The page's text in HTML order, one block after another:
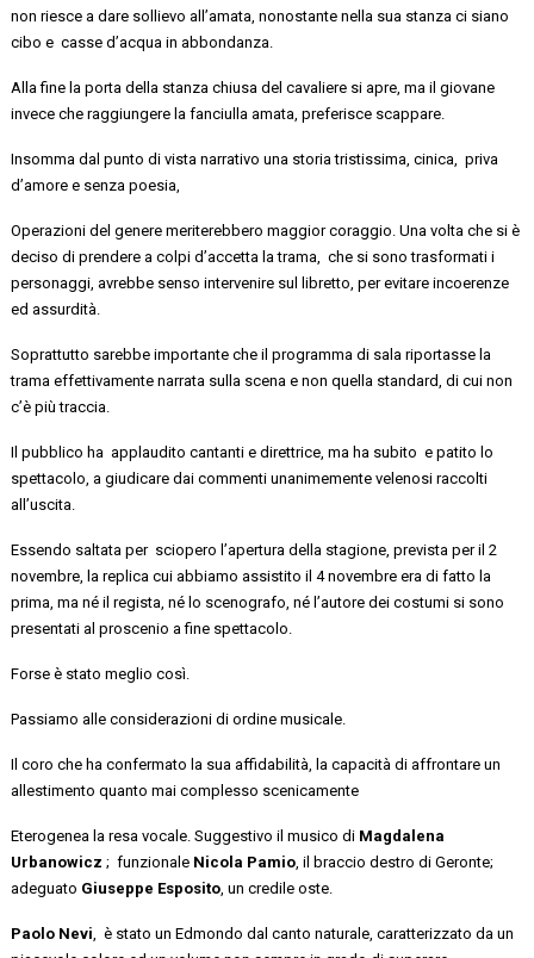
non riesce adare sollievo all’amata, nonostante nella sua stanza ci siano
ciboe casse d’acqua in abbondanza.
Allafine la portadella stanza chiusa del cavaliere si apre,ma il giovane
invece che raggiungere la fanciulla amata, preferisce scappare.
Insomma dal punto di vista narrativo una storia tristissima,cinica, priva
d’amore e senza poesia,
Operazioni del genere meriterebbero maggior coraggio. Una volta che si è
deciso di prendere a colpi d’accetta latrama, che si sono trasformati i
personaggi, avrebbe senso intervenire sul libretto, per evitare incoerenze
ed assurdità.
Soprattutto sarebbe importante che il programma di sala riportasse la
trama effettivamente narrata sulla scena e non quella standard, di cui non
c’è più traccia.
Il pubblico ha applaudito cantanti e direttrice, ma ha subito e patito lo
spettacolo, a giudicare dai commenti unanimemente velenosi raccolti
all’uscita.
Essendo saltataper sciopero l’apertura della stagione, prevista per il 2
novembre, la replica cui abbiamo assistito il 4 novembreera di fatto la
prima, mané il regista, né lo scenografo, né l’autore dei costumi si sono
presentati al proscenio a fine spettacolo.
Forse è stato meglio così.
Passiamo alle considerazioni di ordine musicale.
Ilcoro che ha confermato la sua affidabilità, la capacità di affrontare un
allestimento quanto mai complesso scenicamente
Eterogenea la resa vocale. Suggestivo il musico di Magdalena
Urbanowicz ; funzionale Nicola Pamio, il braccio destro di Geronte;
adeguato Giuseppe Esposito, un credile oste.
Paolo Nevi, è stato un Edmondodal canto naturale,caratterizzato da un